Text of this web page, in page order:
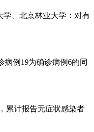
学、北京林业大学：对有
病例19为确诊病例6的同
累计报告无症状感染者